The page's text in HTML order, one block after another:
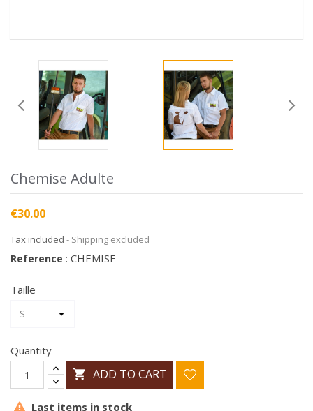
Chemise Adulte
€30.00
Tax included Shipping excluded
Reference : CHEMISE
Taille
Quantity
 ADD TO CART
Last items in stock